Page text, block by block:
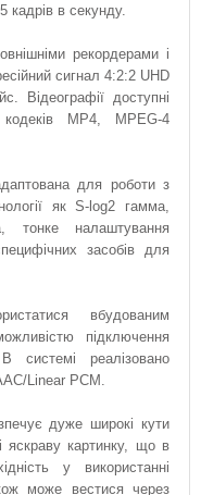
в секунду.
рекордерами і
сигнал 4:2:2 UHD
Відеографії доступні
кодеків MP4, MPEG-4
для роботи з
як S-log2 гамма,
тонке налаштування
засобів для
вбудованим
підключення
системі реалізовано
Linear PCM.
дуже широкі кути
яскраву картинку, що в
у використанні
може вестися через